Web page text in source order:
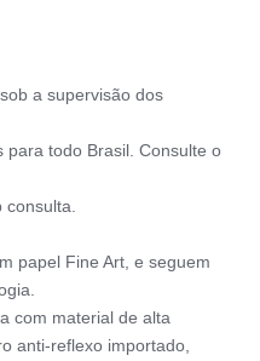
a supervisão dos
para todo Brasil. Consulte o
papel Fine Art, e seguem
com material de alta
anti-reflexo importado,